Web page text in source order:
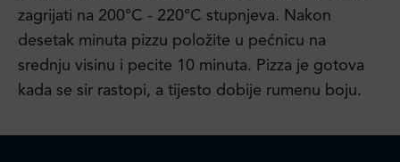
zagrijati na 200°C - 220°C stupnjeva. Nakon
desetak minuta pizzu položite u pećnicu na
srednju visinu i pecite 10 minuta. Pizza je gotova
kada se sir rastopi, a tijesto dobije rumenu boju.